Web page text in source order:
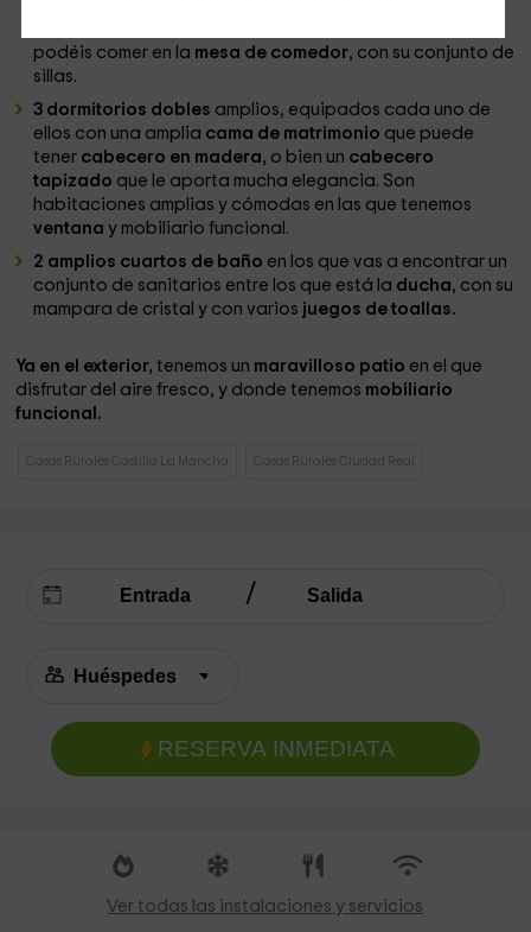
podéis comer en la mesa de comedor, con su conjunto de
sillas.
3 dormitorios dobles amplios, equipados cada uno de
ellos con una amplia cama de matrimonio que puede
tener cabecero en madera, o bien un cabecero
tapizado que le aporta mucha elegancia. Son
habitaciones amplias y cómodas en las que tenemos
ventanay mobiliario funcional.
2 amplios cuartos de baño en los que vas a encontrar un
conjunto de sanitarios entre los que está la ducha, con su
mampara de cristal y con varios juegos de toallas.
Ya en el exterior, tenemos un maravilloso patio en el que
disfrutar del aire fresco, y donde tenemos mobiliario
funcional.
Casas Rurales Castilla La Mancha Casas Rurales Ciudad Real
RESERVA INMEDIATA
Ver todas las instalaciones y servicios